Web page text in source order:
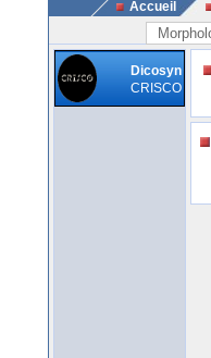
Accueil
Dicosyn
CRISCO